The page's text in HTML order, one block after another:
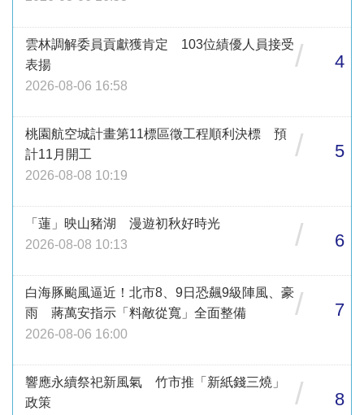
雲林調解委員貢獻獲肯定 103位績優人員接受
表揚
2026-08-06 16:58
/ 4
桃園航空城計畫第11標區徵工程順利決標 預
計11月開工
2026-08-08 10:19
/ 5
「蓮」映山豬湖 漫遊初秋好時光
2026-08-08 10:13
/ 6
白海豚颱風逼近！北市8、9日恐飆9級陣風、豪
雨 蔣萬安指示「料敵從寬」全面整備
2026-08-06 16:00
/ 7
響應永續祭祀新風氣 竹市推「新紙錢三燒」
政策
/ 8